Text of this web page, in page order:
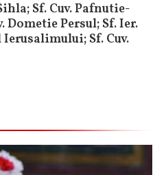
Sf. Cuv. Pafnutie-
Dometie Persul; Sf. Ier.
Sf. Cuv.